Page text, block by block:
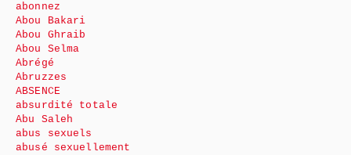
abonnez
Abou Bakari
Abou Ghraib
Abou Selma
Abrégé
Abruzzes
ABSENCE
absurdité totale
Abu Saleh
abus sexuels
abusé sexuellement